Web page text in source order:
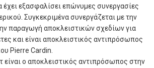
έχει εξασφαλίσει επώνυμες συνεργασίες
Συγκεκριμένα συνεργάζεται με την
παραγωγή αποκλειστικών σχεδίων για
και είναι αποκλειστικός αντιπρόσωπος
Pierre Cardin.
είναι ο αποκλειστικός αντιπρόσωπος στην